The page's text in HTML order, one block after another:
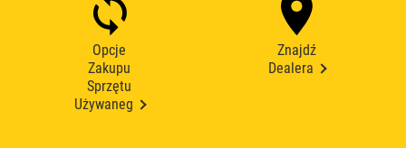
Opcje
Zakupu
Sprzętu
Używaneg
Znajdź
Dealera